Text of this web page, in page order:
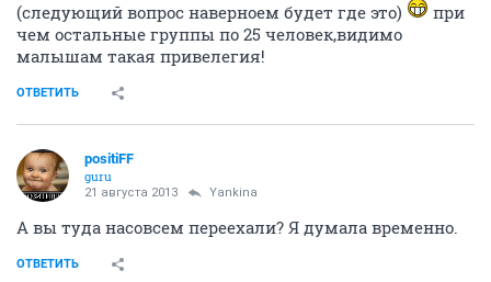
(следующий вопрос наверноем будет где это)
при
чем остальные группы по 25 человек,видимо
малышам такая привелегия!
ОТВЕТИТЬ
positiFF
guru
21 августа 2013 Yankina
А вы туда насовсем переехали? Я думала временно.
ОТВЕТИТЬ